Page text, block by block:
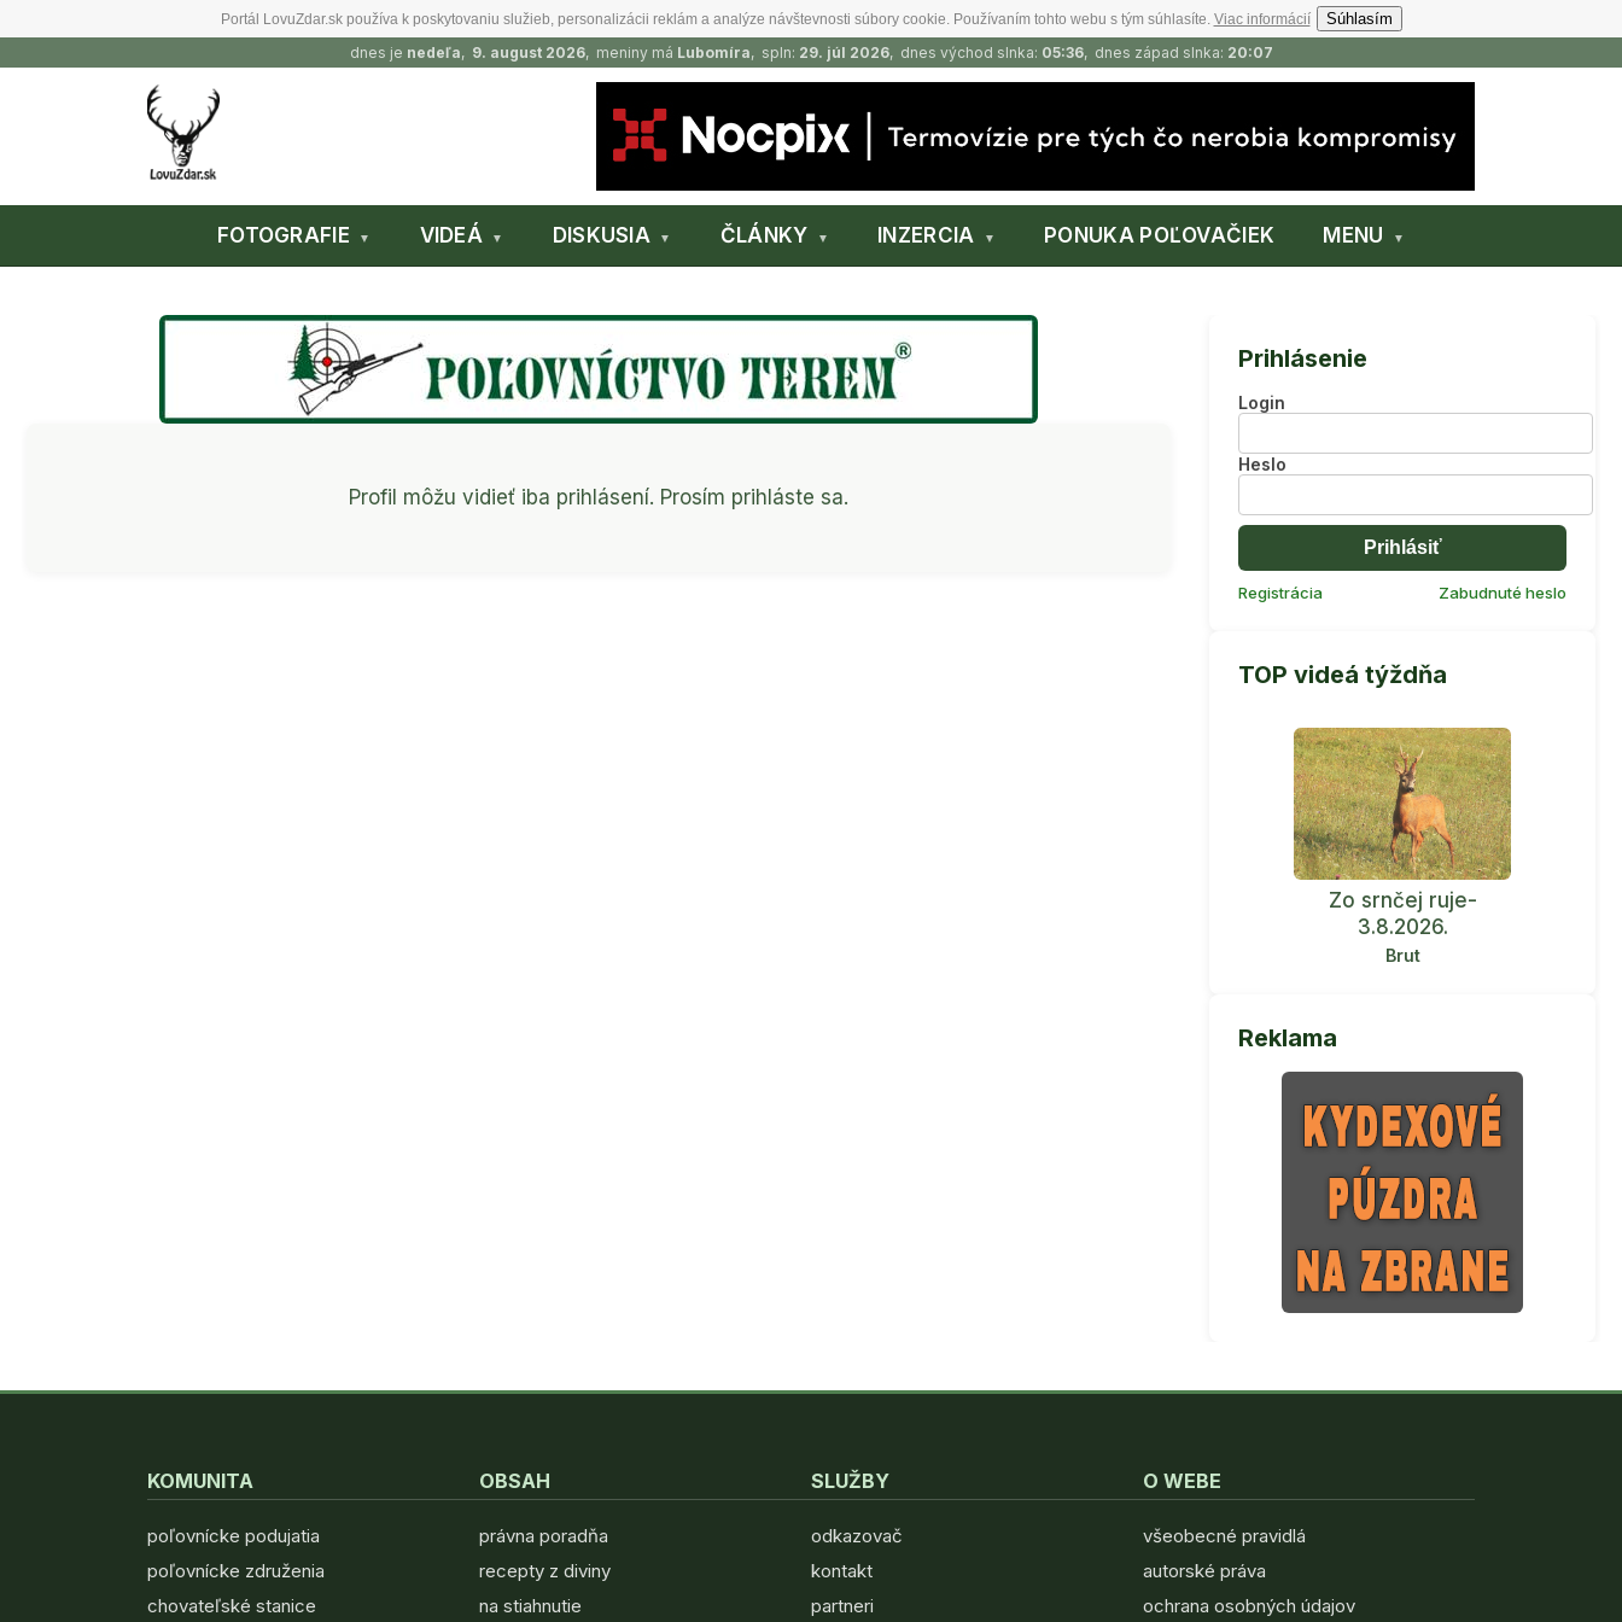
Portál LovuZdar.sk používa k poskytovaniu služieb, personalizácii reklám a analýze návštevnosti súbory cookie. Používaním tohto webu s tým súhlasíte. Viac informácií
Súhlasím
dnes je nedeľa, 9. august 2026, meniny má Lubomíra, spln: 29. júl 2026, dnes východ slnka: 05:36, dnes západ slnka: 20:07
FOTOGRAFIE VIDEÁ DISKUSIA ČLÁNKY INZERCIA PONUKA POĽOVAČIEK MENU
Profil môžu vidieť iba prihlásení. Prosím prihláste sa.
Prihlásenie
Login
Heslo
Prihlásiť
Registrácia Zabudnuté heslo
TOP videá týždňa
Zo srnčej ruje-
3.8.2026.
Brut
Reklama
KOMUNITA
poľovnícke podujatia
poľovnícke združenia
chovateľské stanice
OBSAH
právna poradňa
recepty z diviny
na stiahnutie
SLUŽBY
odkazovač
kontakt
partneri
O WEBE
všeobecné pravidlá
autorské práva
ochrana osobných údajov